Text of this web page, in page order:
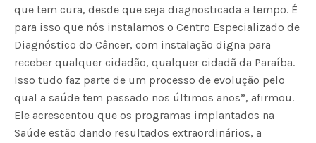
que tem cura, desde que seja diagnosticada a tempo. É
para isso que nós instalamos o Centro Especializado de
Diagnóstico do Câncer, com instalação digna para
receber qualquer cidadão, qualquer cidadã da Paraíba.
Isso tudo faz parte de um processo de evolução pelo
qual a saúde tem passado nos últimos anos”, afirmou.
Ele acrescentou que os programas implantados na
Saúde estão dando resultados extraordinários, a